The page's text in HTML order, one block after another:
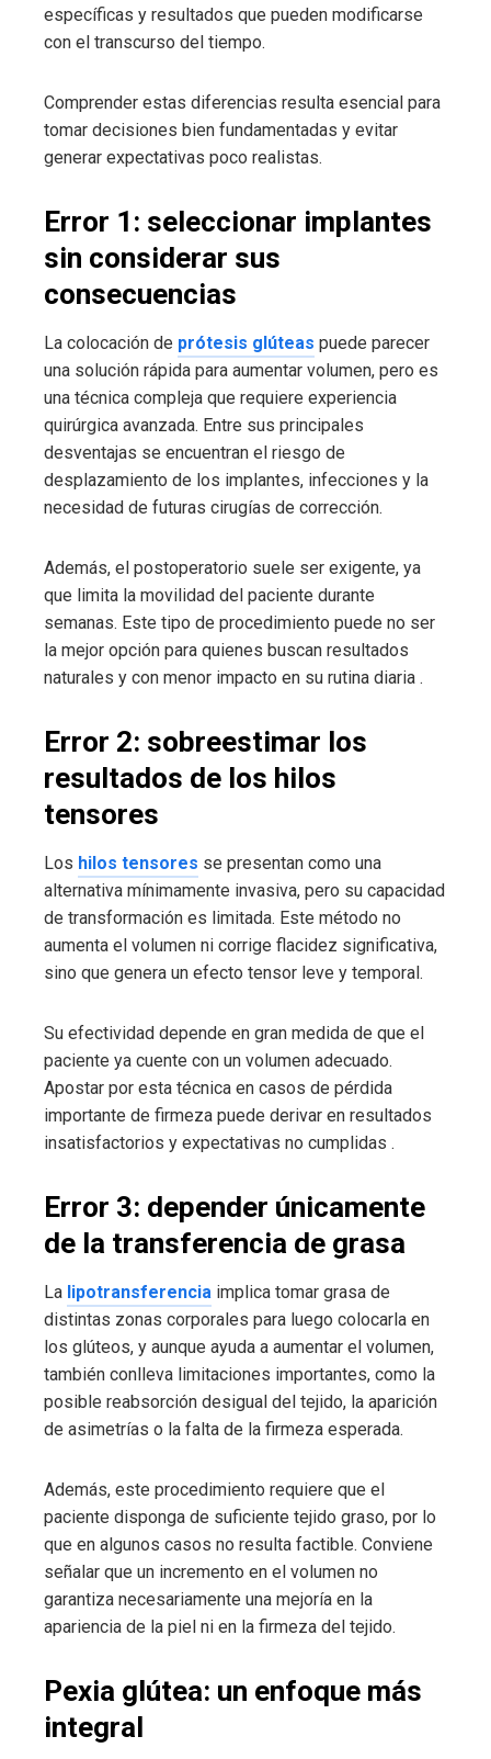
específicas y resultados que pueden modificarse
con el transcurso del tiempo.
Comprender estas diferencias resulta esencial para
tomar decisiones bien fundamentadas y evitar
generar expectativas poco realistas.
Error 1: seleccionar implantes
sin considerar sus
consecuencias
La colocación de prótesis glúteas puede parecer
una solución rápida para aumentar volumen, pero es
una técnica compleja que requiere experiencia
quirúrgica avanzada. Entre sus principales
desventajas se encuentran el riesgo de
desplazamiento de los implantes, infecciones y la
necesidad de futuras cirugías de corrección.
Además, el postoperatorio suele ser exigente, ya
que limita la movilidad del paciente durante
semanas. Este tipo de procedimiento puede no ser
la mejor opción para quienes buscan resultados
naturales y con menor impacto en su rutina diaria .
Error 2: sobreestimar los
resultados de los hilos
tensores
Los hilos tensores se presentan como una
alternativa mínimamente invasiva, pero su capacidad
de transformación es limitada. Este método no
aumenta el volumen ni corrige flacidez significativa,
sino que genera un efecto tensor leve y temporal.
Su efectividad depende en gran medida de que el
paciente ya cuente con un volumen adecuado.
Apostar por esta técnica en casos de pérdida
importante de firmeza puede derivar en resultados
insatisfactorios y expectativas no cumplidas .
Error 3: depender únicamente
de la transferencia de grasa
La lipotransferencia implica tomar grasa de
distintas zonas corporales para luego colocarla en
los glúteos, y aunque ayuda a aumentar el volumen,
también conlleva limitaciones importantes, como la
posible reabsorción desigual del tejido, la aparición
de asimetrías o la falta de la firmeza esperada.
Además, este procedimiento requiere que el
paciente disponga de suficiente tejido graso, por lo
que en algunos casos no resulta factible. Conviene
señalar que un incremento en el volumen no
garantiza necesariamente una mejoría en la
apariencia de la piel ni en la firmeza del tejido.
Pexia glútea: un enfoque más
integral